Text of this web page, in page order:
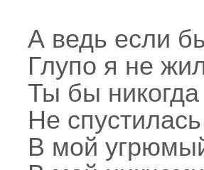
А ведь если
Глупо я не
Ты бы никогда
Не
В мой